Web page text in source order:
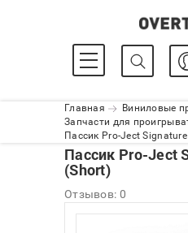
Главная
Виниловые
Запчасти для
Пассик Pro-Ject
Пассик Pro-Ject
(Short)
Отзывов: 0